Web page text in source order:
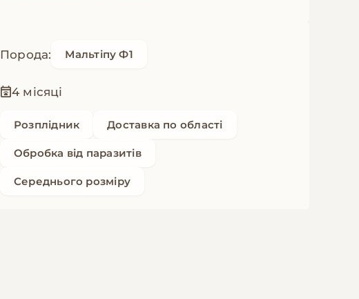
Порода: Мальтіпу Ф1
4 місяці
Розплідник Доставка по області
Обробка від паразитів
Середнього розміру